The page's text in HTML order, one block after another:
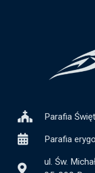
Parafia
Parafia
ul. Św.